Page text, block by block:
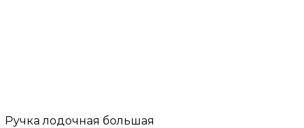
Ручка лодочная большая